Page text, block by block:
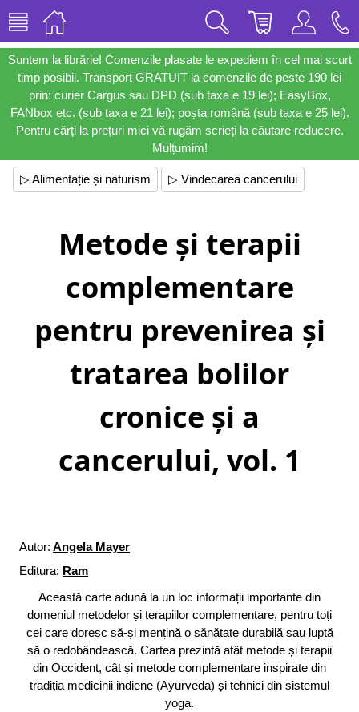
Suntem la librărie! Comenzile plasate le expediem în cel mai scurt
timp posibil. Transport GRATUIT la comenzile de peste 190 lei
prin: curier Cargus sau DPD (sub taxa e 19 lei); EasyBox,
FANbox etc. (sub taxa e 21 lei); poșta română (sub taxa e 25 lei).
Pentru cărți la prețuri mici vă rugăm scrieți la căutare reducere.
Mulțumim!
▷ Alimentație și naturism ▷ Vindecarea cancerului
Metode și terapii
complementare
pentru prevenirea și
tratarea bolilor
cronice și a
cancerului, vol. 1
Autor: Angela Mayer
Editura: Ram
Această carte adună la un loc informații importante din
domeniul metodelor și terapiilor complementare, pentru toți
cei care doresc să-și mențină o sănătate durabilă sau luptă
să o redobândească. Cartea prezintă atât metode și terapii
din Occident, cât și metode complementare inspirate din
tradiția medicinii indiene (Ayurveda) și tehnici din sistemul
yoga.